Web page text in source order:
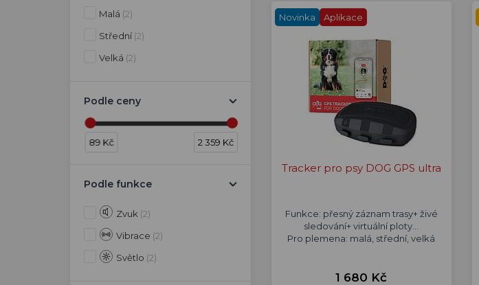
Malá (2)
Střední(2)
Velká (2)
Podle ceny
89 Kč 2 359 Kč
Podle funkce
Zvuk (2)
Vibrace (2)
Světlo (2)
Novinka Aplikace
Tracker pro psy DOG GPS ultra
Funkce: přesný záznam trasy+ živé
sledování+ virtuální ploty...
Pro plemena: malá, střední, velká
1 680 Kč